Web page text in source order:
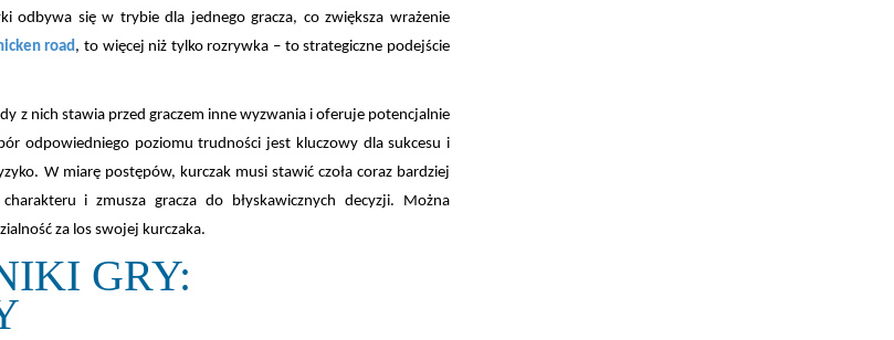
odbywa się w trybie dla jednego gracza, co zwiększa wrażenie
road, to więcej niż tylko rozrywka – to strategiczne podejście
z nich stawia przed graczem inne wyzwania i oferuje potencjalnie
odpowiedniego poziomu trudności jest kluczowy dla sukcesu i
W miarę postępów, kurczak musi stawić czoła coraz bardziej
i zmusza gracza do błyskawicznych decyzji. Można
za los swojej kurczaka.
GRY: